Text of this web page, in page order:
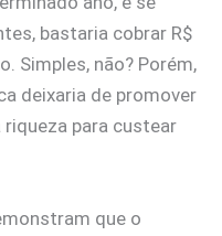
bastaria cobrar R$
Simples, não? Porém,
deixaria de promover
para custear
que o